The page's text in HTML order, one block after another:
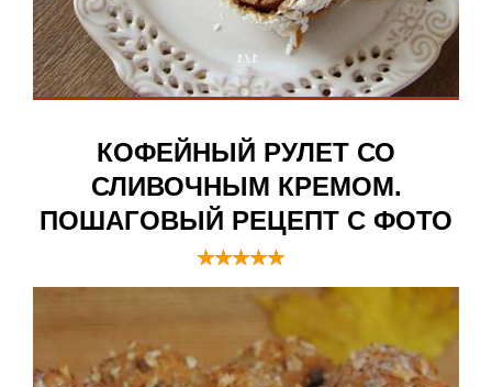
КОФЕЙНЫЙ РУЛЕТ СО
СЛИВОЧНЫМ КРЕМОМ.
ПОШАГОВЫЙ РЕЦЕПТ С ФОТО